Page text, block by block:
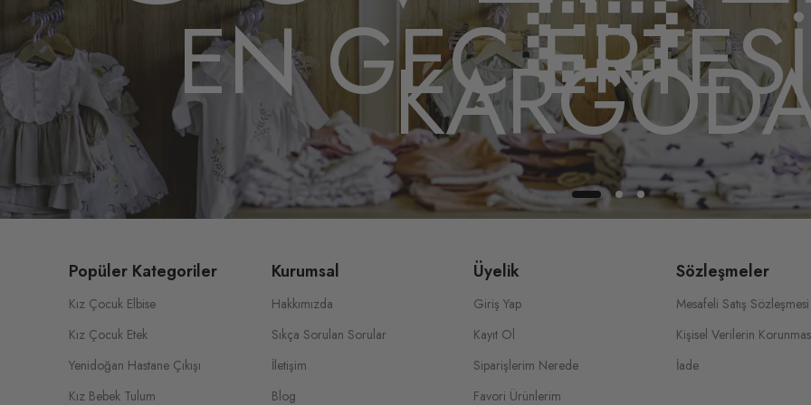
EN GEÇ
Popüler Kategoriler
Kız Çocuk Elbise
Kız Çocuk Etek
Yenidoğan Hastane Çıkışı
Kız Bebek Tulum
Kurumsal
Hakkımızda
Sıkça Sorulan Sorular
İletişim
Blog
Üyelik
Giriş Yap
Kayıt Ol
Siparişlerim Nerede
Favori Ürünlerim
Sözleşmeler
Mesafeli Satış Sözleşmesi
Kişisel Verilerin
İade